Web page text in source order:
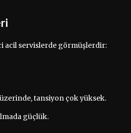
acil servislerde görmüşlerdir:
üzerinde, tansiyon çok yüksek.
güçlük.